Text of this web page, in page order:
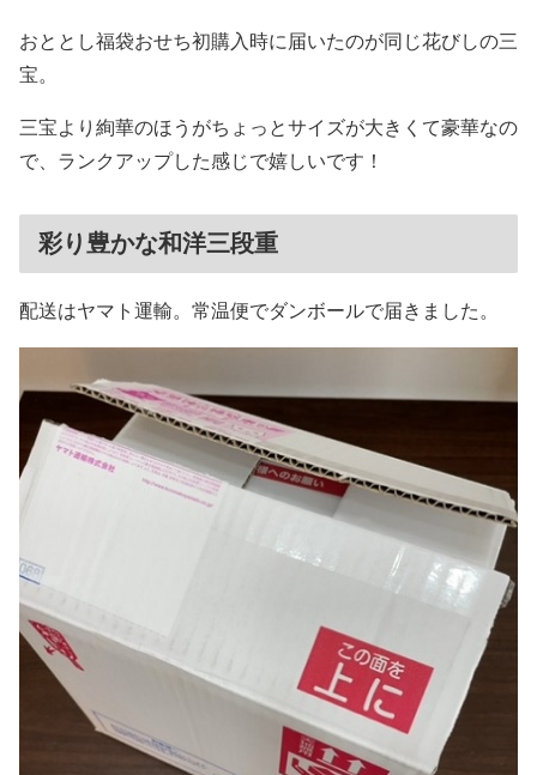
おととし福袋おせち初購入時に届いたのが同じ花びしの三
宝。
三宝より絢華のほうがちょっとサイズが大きくて豪華なの
で、ランクアップした感じで嬉しいです！
彩り豊かな和洋三段重
配送はヤマト運輸。常温便でダンボールで届きました。